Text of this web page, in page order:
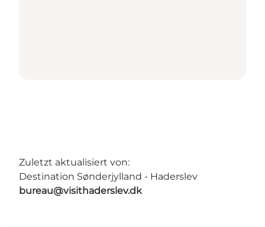
Zuletzt aktualisiert von:
Destination Sønderjylland - Haderslev
bureau@visithaderslev.dk